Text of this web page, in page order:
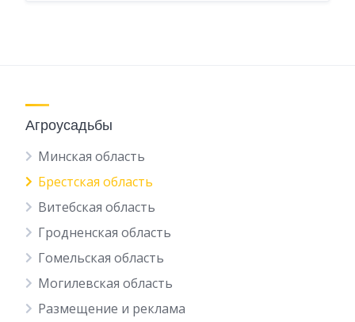
Агроусадьбы
Минская область
Брестская область
Витебская область
Гродненская область
Гомельская область
Могилевская область
Размещение и реклама